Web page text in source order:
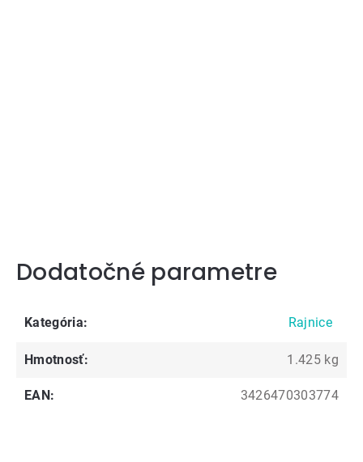
Dodatočné parametre
Kategória: Rajnice
Hmotnosť: 1.425 kg
EAN: 3426470303774